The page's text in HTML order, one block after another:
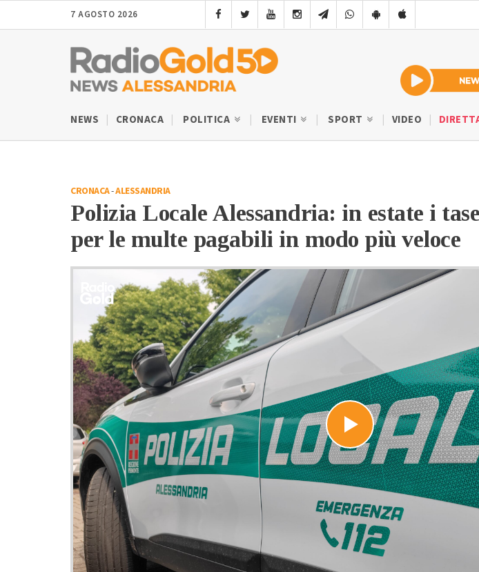
7 AGOSTO 2026
NEWS CRONACA POLITICA EVENTI SPORT VIDEO
CRONACA-ALESSANDRIA
Polizia Locale Alessandria: in estate i
per le multe pagabili in modo più veloce